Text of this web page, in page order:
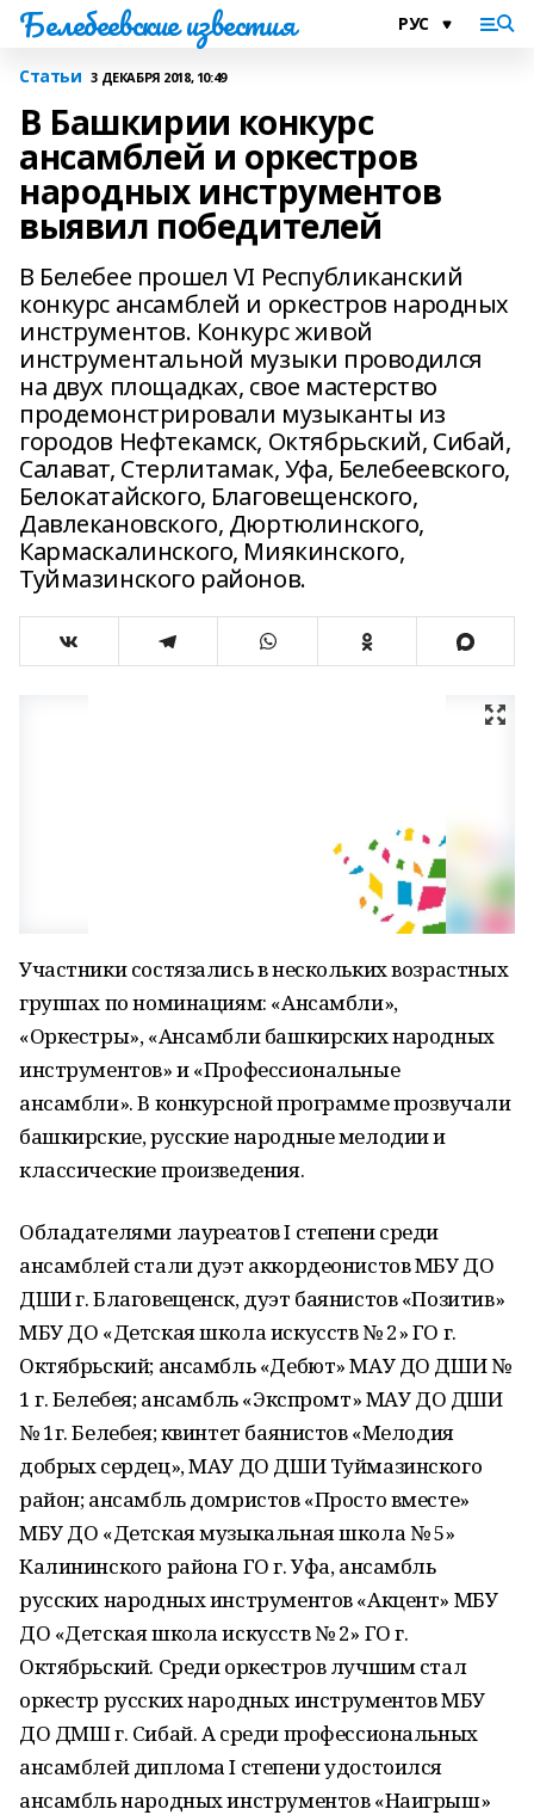
Белебеевские известия
Статьи 3 ДЕКАБРЯ 2018, 10:49
В Башкирии конкурс
ансамблей и оркестров
народных инструментов
выявил победителей
В Белебее прошел VI Республиканский
конкурс ансамблей и оркестров народных
инструментов. Конкурс живой
инструментальной музыки проводился
на двух площадках, свое мастерство
продемонстрировали музыканты из
городов Нефтекамск, Октябрьский, Сибай,
Салават, Стерлитамак, Уфа, Белебеевского,
Белокатайского, Благовещенского,
Давлекановского, Дюртюлинского,
Кармаскалинского, Миякинского,
Туймазинского районов.
Участники состязались в нескольких возрастных
группах по номинациям: «Ансамбли»,
«Оркестры», «Ансамбли башкирских народных
инструментов» и «Профессиональные
ансамбли». В конкурсной программе прозвучали
башкирские, русские народные мелодии и
классические произведения.
Обладателями лауреатов I степени среди
ансамблей стали дуэт аккордеонистов МБУ ДО
ДШИ г. Благовещенск, дуэт баянистов «Позитив»
МБУ ДО «Детская школа искусств № 2» ГО г.
Октябрьский; ансамбль «Дебют» МАУ ДО ДШИ №
1 г. Белебея; ансамбль «Экспромт» МАУ ДО ДШИ
№ 1г. Белебея; квинтет баянистов «Мелодия
добрых сердец», МАУ ДО ДШИ Туймазинского
район; ансамбль домристов «Просто вместе»
МБУ ДО «Детская музыкальная школа № 5»
Калининского района ГО г. Уфа, ансамбль
русских народных инструментов «Акцент» МБУ
ДО «Детская школа искусств № 2» ГО г.
Октябрьский. Среди оркестров лучшим стал
оркестр русских народных инструментов МБУ
ДО ДМШ г. Сибай. А среди профессиональных
ансамблей диплома I степени удостоился
ансамбль народных инструментов «Наигрыш»